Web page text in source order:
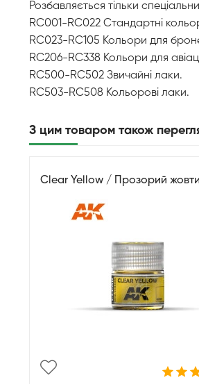
Розбавляється тільки
RC001-RC022 Стандартні
RC023-RC105 Кольори для
RC206-RC338 Кольори для
RC500-RC502 Звичайні лаки.
RC503-RC508 Кольорові лаки.
З цим товаром також
Clear Yellow / Прозорий